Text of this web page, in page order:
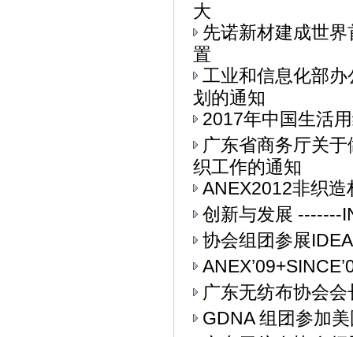
大
先诺新材建成世
置
工业和信息化部办
划的通知
2017年中国生活
广东省商务厅关
织工作的通知
ANEX2012非织
创新与发展 -------
协会组团参展
广东无纺布协会
GDNA 组团参加